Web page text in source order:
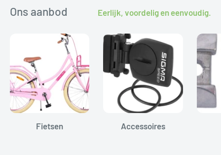
Ons aanbod Eerlijk, voordelig en eenvoudig.
Fietsen Accessoires